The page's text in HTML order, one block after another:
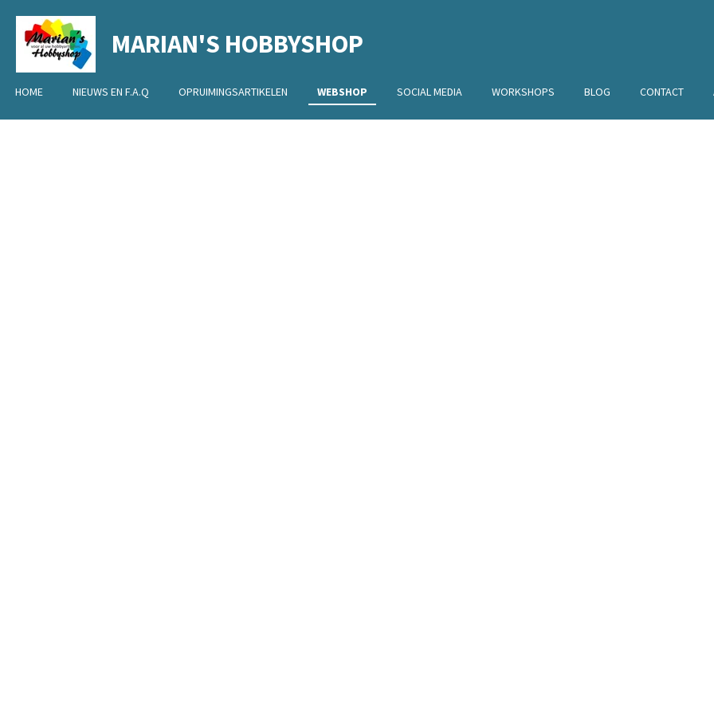
Ga
direct
naar
de
hoofdinhoud
MARIAN'S HOBBYSHOP
HOME NIEUWS EN F.A.Q OPRUIMINGSARTIKELEN WEBSHOP SOCIAL MEDIA WORKSHOPS BLOG CONTACT